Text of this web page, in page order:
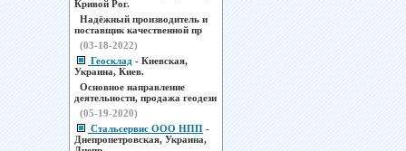
Кривой Рог.
Надёжный производитель и
поставщик качественной пр
(03-18-2022)
Геосклад - Киевская,
Украина, Киев.
Основное направление
деятельности, продажа геодези
(05-19-2020)
Стальсервис ООО НПП -
Днепропетровская, Украина,